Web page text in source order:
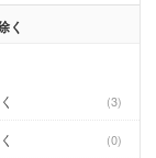
く
3
0